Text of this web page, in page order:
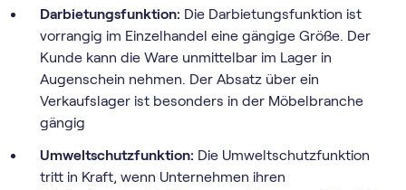
Darbietungsfunktion: Die Darbietungsfunktion ist
vorrangig im Einzelhandel eine gängige Größe. Der
Kunde kann die Ware unmittelbar im Lager in
Augenschein nehmen. Der Absatz über ein
Verkaufslager ist besonders in der Möbelbranche
gängig
Umweltschutzfunktion: Die Umweltschutzfunktion
tritt in Kraft, wenn Unternehmen ihren